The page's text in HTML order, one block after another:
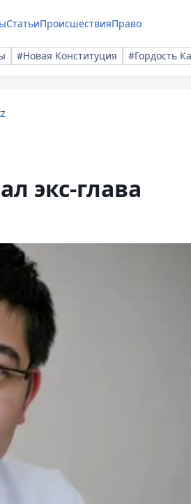
СтатьиПроисшествияПраво
#Новая Конституция #Гордость
экс-глава